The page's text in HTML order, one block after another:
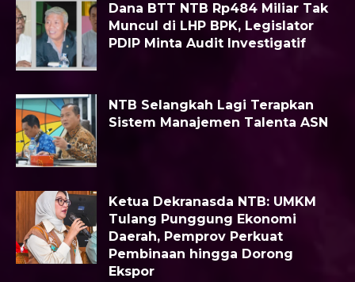
Dana BTT NTB Rp484 Miliar Tak
Muncul di LHP BPK, Legislator
PDIP Minta Audit Investigatif
NTB Selangkah Lagi Terapkan
Sistem Manajemen Talenta ASN
Ketua Dekranasda NTB: UMKM
Tulang Punggung Ekonomi
Daerah, Pemprov Perkuat
Pembinaan hingga Dorong
Ekspor